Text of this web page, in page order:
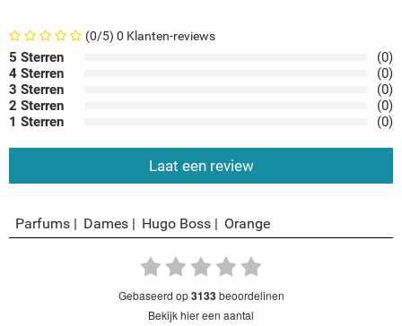
(0/5) 0 Klanten-reviews
5 Sterren
(0)
4 Sterren
(0)
3 Sterren
(0)
2 Sterren
(0)
1 Sterren
(0)
Laat een review
Parfums Dames Hugo Boss Orange
gebaseerd op3133beoordelinen
bekijk hier een aantal